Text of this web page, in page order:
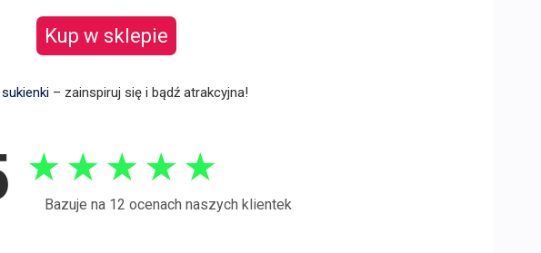
Kup w sklepie
– zainspiruj się i bądź atrakcyjna!
★ ★ ★ ★ ★
Bazuje na 12 ocenach naszych klientek